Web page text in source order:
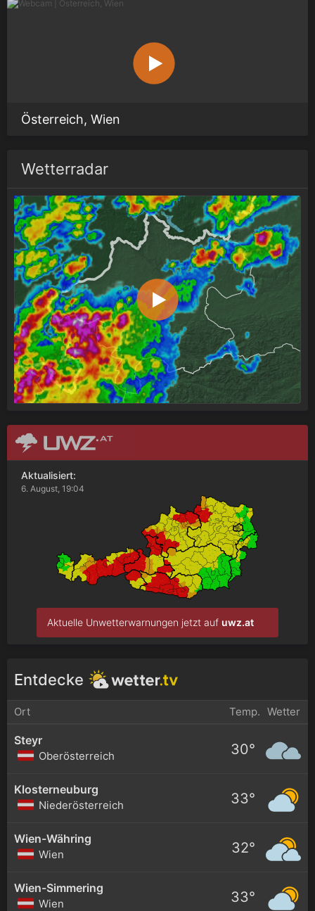
Österreich, Wien
Wetterradar
Aktualisiert:
6. August, 19:04
Aktuelle Unwetterwarnungen jetzt auf uwz.at
Entdecke
Ort Temp. Wetter
Steyr
Oberösterreich 30°
Klosterneuburg
Niederösterreich 33°
Wien-Währing
Wien 32°
Wien-Simmering
Wien 33°